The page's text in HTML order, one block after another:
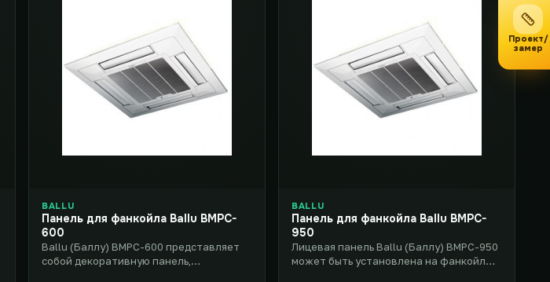
BALLU
Панель для фанкойла Ballu BMPC-
600
Ballu (Баллу) BMPC-600 представляет
собой декоративную панель,
BALLU
Панель для фанкойла Ballu BMPC-
950
Лицевая панель Ballu (Баллу) BMPC-950
может быть установлена на фанкойл
Проект/
замер